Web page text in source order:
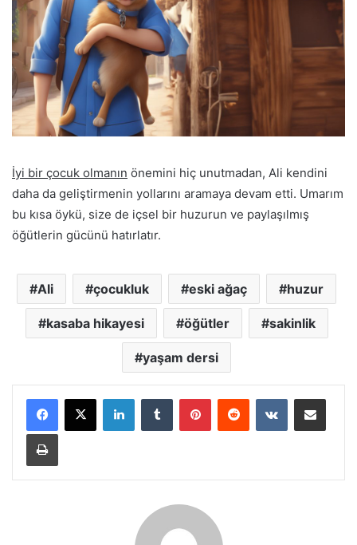
İyi bir çocuk olmanın önemini hiç unutmadan, Ali kendini
daha da geliştirmenin yollarını aramaya devam etti. Umarım
bu kısa öykü, size de içsel bir huzurun ve paylaşılmış
öğütlerin gücünü hatırlatır.
Ali çocukluk eski ağaç huzur
kasaba hikayesi öğütler sakinlik
yaşam dersi
LinkedInTumblr PinterestReddit VKontakteE-Posta ile paylaş
Yazdır